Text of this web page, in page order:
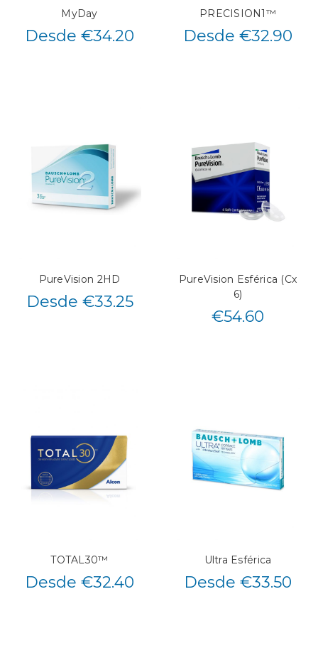
MyDay
Desde €34.20
PRECISION1™
Desde €32.90
PureVision 2HD
Desde €33.25
PureVision Esférica (Cx
6)
€54.60
TOTAL30™
Desde €32.40
Ultra Esférica
Desde €33.50